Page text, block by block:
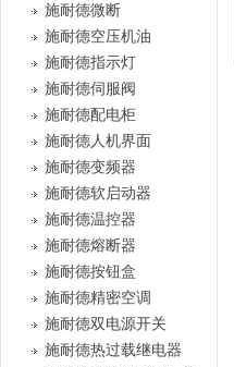
施耐德微断
施耐德空压机油
施耐德指示灯
施耐德伺服阀
施耐德配电柜
施耐德人机界面
施耐德变频器
施耐德软启动器
施耐德温控器
施耐德熔断器
施耐德按钮盒
施耐德精密空调
施耐德双电源开关
施耐德热过载继电器